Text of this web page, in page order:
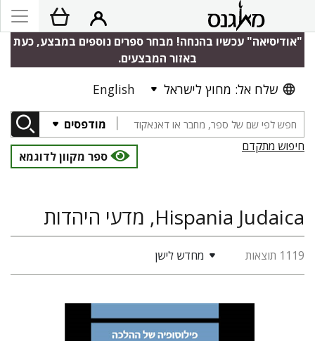
"אודיסיאה" עכשיו בהנחה! מבחר ספרים נוספים במבצע, כעת
באזור המבצעים.
שלח אל: מחוץ לישראל English
מודפסים
חיפוש מתקדם
ספר מקוון לדוגמא
Hispania Judaica, מדעי היהדות
1119 תוצאות מחדש לישן